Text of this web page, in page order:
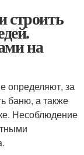
строить
на
определяют, за
баню, а также
Несоблюдение